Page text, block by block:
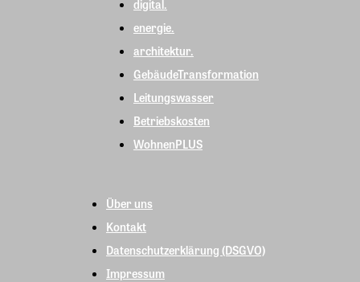
digital.
energie.
architektur.
GebäudeTransformation
Leitungswasser
Betriebskosten
WohnenPLUS
Über uns
Kontakt
Datenschutzerklärung (DSGVO)
Impressum